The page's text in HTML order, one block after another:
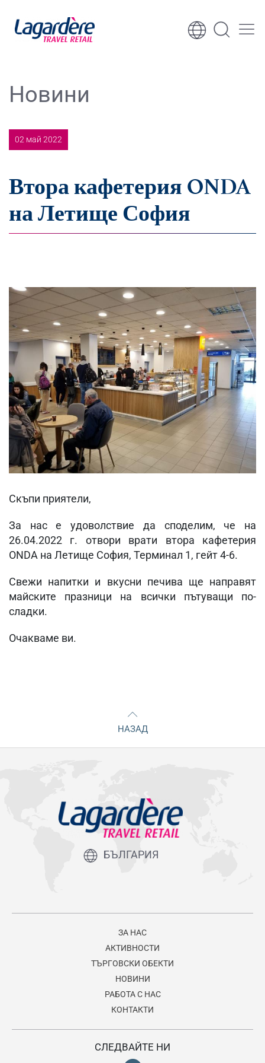
Към съдържанието
Новини
02 май 2022
Втора кафетерия ONDA
на Летище София
Скъпи приятели,
За нас е удоволствие да споделим, че на
26.04.2022 г. отвори врати втора кафетерия
ONDA на Летище София, Терминал 1, гейт 4-6.
Свежи напитки и вкусни печива ще направят
майските празници на всички пътуващи по-
сладки.
Очакваме ви.
НАЗАД
БЪЛГАРИЯ
ЗА НАС
АКТИВНОСТИ
ТЪРГОВСКИ ОБЕКТИ
НОВИНИ
РАБОТА С НАС
КОНТАКТИ
СЛЕДВАЙТЕ НИ